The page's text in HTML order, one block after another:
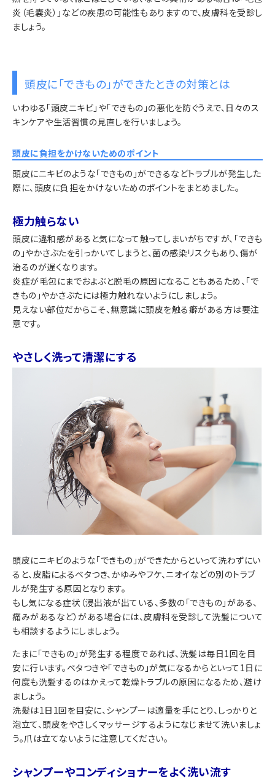
炎（毛嚢炎）」などの疾患の可能性もありますので、皮膚科を受診し
ましょう。
頭皮に「できもの」ができたときの対策とは
いわゆる「頭皮ニキビ」や「できもの」の悪化を防ぐうえで、日々のス
キンケアや生活習慣の見直しを行いましょう。
頭皮に負担をかけないためのポイント
頭皮にニキビのような「できもの」ができるなどトラブルが発生した
際に、頭皮に負担をかけないためのポイントをまとめました。
極力触らない
頭皮に違和感があると気になって触ってしまいがちですが、「できも
の」やかさぶたを引っかいてしまうと、菌の感染リスクもあり、傷が
治るのが遅くなります。
炎症が毛包にまでおよぶと脱毛の原因になることもあるため、「で
きもの」やかさぶたには極力触れないようにしましょう。
見えない部位だからこそ、無意識に頭皮を触る癖がある方は要注
意です。
やさしく洗って清潔にする
頭皮にニキビのような「できもの」ができたからといって洗わずにい
ると、皮脂によるベタつき、かゆみやフケ、ニオイなどの別のトラブ
ルが発生する原因となります。
もし気になる症状（浸出液が出ている、多数の「できもの」がある、
痛みがあるなど）がある場合には、皮膚科を受診して洗髪について
も相談するようにしましょう。
たまに「できもの」が発生する程度であれば、洗髪は毎日1回を目
安に行います。ベタつきや「できもの」が気になるからといって1日に
何度も洗髪するのはかえって乾燥トラブルの原因になるため、避け
ましょう。
洗髪は1日1回を目安に、シャンプーは適量を手にとり、しっかりと
泡立て、頭皮をやさしくマッサージするようになじませて洗いましょ
う。爪は立てないように注意してください。
シャンプーやコンディショナーをよく洗い流す